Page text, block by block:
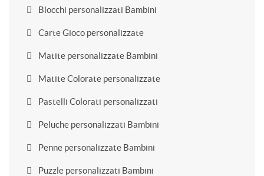
Blocchi personalizzati Bambini
Carte Gioco personalizzate
Matite personalizzate Bambini
Matite Colorate personalizzate
Pastelli Colorati personalizzati
Peluche personalizzati Bambini
Penne personalizzate Bambini
Puzzle personalizzati Bambini